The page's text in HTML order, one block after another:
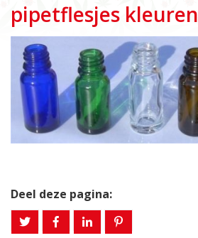
pipetflesjes kleuren
Deel deze pagina: